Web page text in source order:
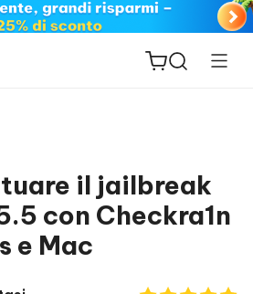
il jailbreak
con Checkra1n
e Mac